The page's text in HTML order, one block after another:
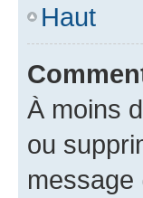
Haut
À moins
ou
message